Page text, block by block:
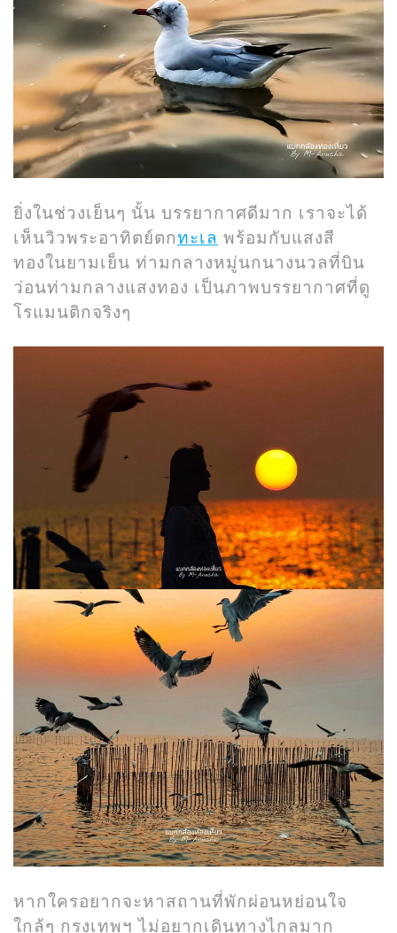
ยิ่งในช่วงเย็นๆ นั้น บรรยากาศดีมาก เราจะได้
เห็นวิวพระอาทิตย์ตกทะเล พร้อมกับแสงสี
ทองในยามเย็น ท่ามกลางหมู่นกนางนวลที่บิน
ว่อนท่ามกลางแสงทอง เป็นภาพบรรยากาศที่ดู
โรแมนติกจริงๆ
หากใครอยากจะหาสถานที่พักผ่อนหย่อนใจ
ใกล้ๆ กรุงเทพฯ ไม่อยากเดินทางไกลมาก